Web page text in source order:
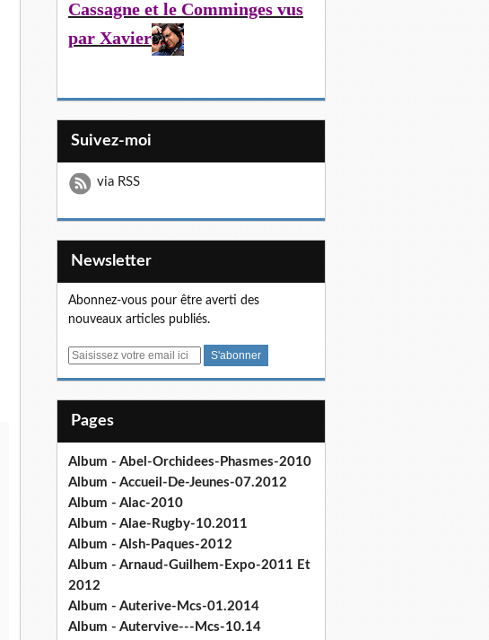
Cassagne et le Comminges vus
par Xavier
Suivez-moi
via RSS
Newsletter
Abonnez-vous pour être averti des
nouveaux articles publiés.
E
Pages
Album - Abel-Orchidees-Phasmes-2010
Album - Accueil-De-Jeunes-07.2012
Album - Alac-2010
Album - Alae-Rugby-10.2011
Album - Alsh-Paques-2012
Album - Arnaud-Guilhem-Expo-2011 Et
2012
Album - Auterive-Mcs-01.2014
Album - Autervive---Mcs-10.14